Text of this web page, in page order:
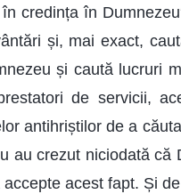
credința în
și, mai exact,
și caută lucruri
de servicii,
antihriștilor de a
au crezut niciodată că
acest fapt. Și